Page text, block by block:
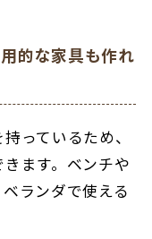
的な家具も作れ
っているため、
ます。ベンチや
ランダで使える